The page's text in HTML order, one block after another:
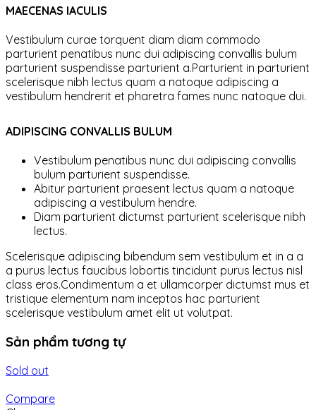
MAECENAS IACULIS
Vestibulum curae torquent diam diam commodo
parturient penatibus nunc dui adipiscing convallis bulum
parturient suspendisse parturient a.Parturient in parturient
scelerisque nibh lectus quam a natoque adipiscing a
vestibulum hendrerit et pharetra fames nunc natoque dui.
ADIPISCING CONVALLIS BULUM
Vestibulum penatibus nunc dui adipiscing convallis
bulum parturient suspendisse.
Abitur parturient praesent lectus quam a natoque
adipiscing a vestibulum hendre.
Diam parturient dictumst parturient scelerisque nibh
lectus.
Scelerisque adipiscing bibendum sem vestibulum et in a a
a purus lectus faucibus lobortis tincidunt purus lectus nisl
class eros.Condimentum a et ullamcorper dictumst mus et
tristique elementum nam inceptos hac parturient
scelerisque vestibulum amet elit ut volutpat.
Sản phẩm tương tự
Sold out
Compare